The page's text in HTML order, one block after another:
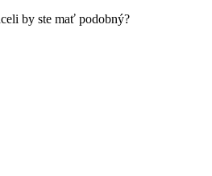
by ste mať podobný?